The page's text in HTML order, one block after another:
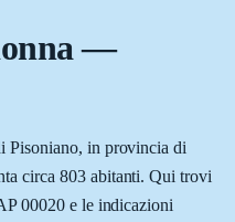
—
Pisoniano, in provincia di
circa 803 abitanti. Qui trovi
00020 e le indicazioni